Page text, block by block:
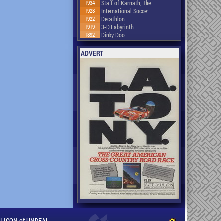
1934 Staff of Karnath, The
1928 International Soccer
1922 Decathlon
1919 3-D Labyrinth
1892 Dinky Doo
ADVERT